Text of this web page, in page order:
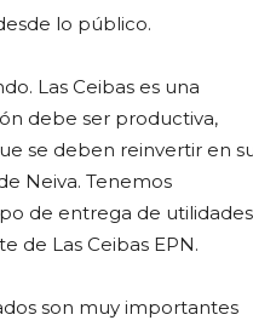
lo público.
Las Ceibas es una
debe ser productiva,
se deben reinvertir en
Neiva. Tenemos
de entrega de utilidades
de Las Ceibas EPN.
son muy importantes